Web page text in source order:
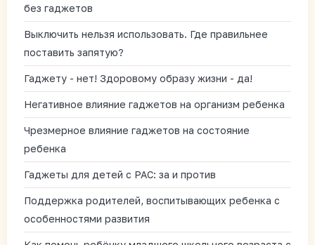
без гаджетов
Выключить нельзя использовать. Где правильнее
поставить запятую?
Гаджету - нет! Здоровому образу жизни - да!
Негативное влияние гаджетов на организм ребенка
Чрезмерное влияние гаджетов на состояние
ребенка
Гаджеты для детей с РАС: за и против
Поддержка родителей, воспитывающих ребенка с
особенностями развития